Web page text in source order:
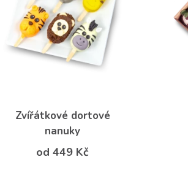
Zvířátkové dortové
nanuky
od 449 Kč